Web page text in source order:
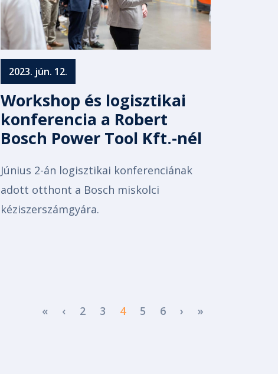
2023. jún. 12.
Workshop és logisztikai
konferencia a Robert
Bosch Power Tool Kft.-nél
Június 2-án logisztikai konferenciának
adott otthont a Bosch miskolci
kéziszerszámgyára.
«First page
‹Previous page
2 3 4 5 6 › Next page
»